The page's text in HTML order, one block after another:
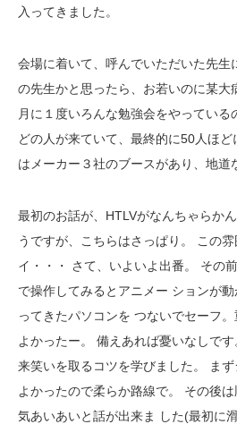
入ってきました。
会場に着いて、呼んでいただいた先生
の先生かと思ったら、お若いのに某大
月に１度いろんな勉強会をやってい
どの人が来ていて、最終的に50人ほ
はメーカー３社のブースがあり、地道
最初のお話が、HTLVがなんちゃらか
うですが、こちらはさっぱり。 この
イ・・・ さて、いよいよ出番。 その
で操作してみるとアニメー ションが
ってきたパソコンを つないでセーフ
よかったー。 備えあれば憂いなしで
来笑いを取るコツを学びました。 ま
よかったので柔らか路線で。 その後
気あいあいと話が出来ま した(最初に